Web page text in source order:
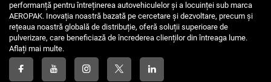
performanță pentru întreținerea autovehiculelor și a locuinței sub marca
AEROPAK. Inovația noastră bazată pe cercetare și dezvoltare, precum și
rețeaua noastră globală de distribuție, oferă soluții superioare de
pulverizare, care beneficiază de încrederea clienților din întreaga lume.
Aflați mai multe.